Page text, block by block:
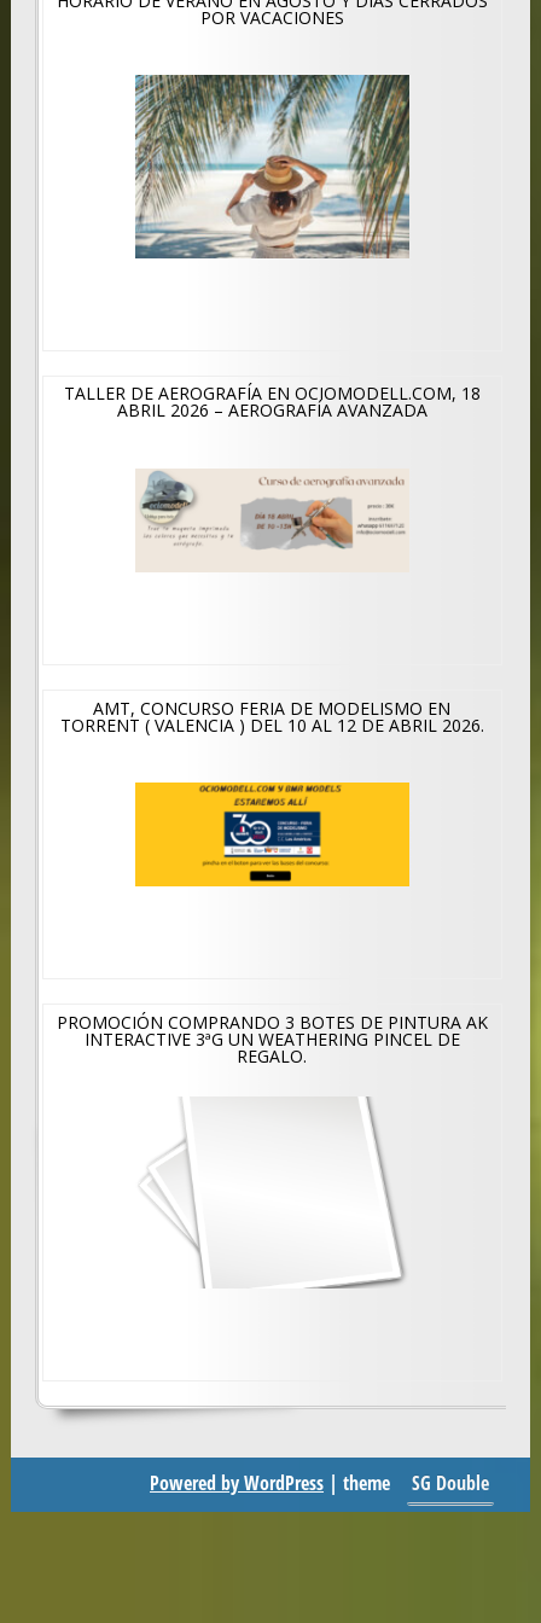
Encantados de conocerte.
Suscribete para recibir nuestro boletín en
Boletín diario del blog.ociomodell.com
Boletín semanal del blog.ociomodell.com
POR VACACIONES
TALLER DE AEROGRAFÍA EN OCIOMODELL.COM, 18
ABRIL 2026 – AEROGRAFÍA AVANZADA
AMT, CONCURSO FERIA DE MODELISMO EN
TORRENT ( VALENCIA ) DEL 10 AL 12 DE ABRIL 2026.
PROMOCIÓN COMPRANDO 3 BOTES DE PINTURA AK
INTERACTIVE 3ªG UN WEATHERING PINCEL DE
REGALO.
Powered by WordPress | theme SG Double